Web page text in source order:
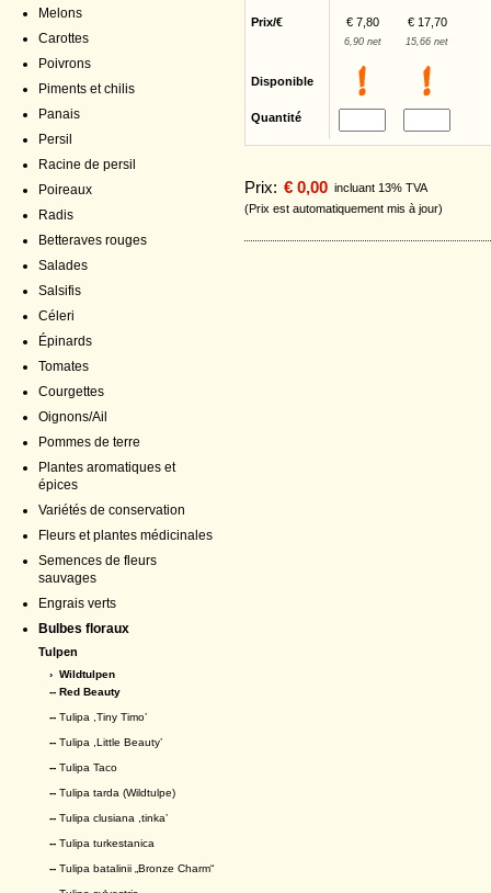
Melons
Carottes
Poivrons
Piments et chilis
Panais
Persil
Racine de persil
Poireaux
Radis
Betteraves rouges
Salades
Salsifis
Céleri
Épinards
Tomates
Courgettes
Oignons/Ail
Pommes de terre
Plantes aromatiques et
épices
Variétés de conservation
Fleurs et plantes médicinales
Semences de fleurs
sauvages
Engrais verts
Bulbes floraux
Tulpen
› Wildtulpen
-- Red Beauty
-- Tulipa ,Tiny Timo’
-- Tulipa ,Little Beauty’
-- Tulipa Taco
-- Tulipa tarda (Wildtulpe)
-- Tulipa clusiana ,tinka’
-- Tulipa turkestanica
-- Tulipa batalinii „Bronze Charm“
Prix/€ € 7,80 € 17,70
6,90 net 15,66 net
Disponible
Quantité
Prix: € 0,00 incluant 13% TVA
(Prix est automatiquement mis à jour)